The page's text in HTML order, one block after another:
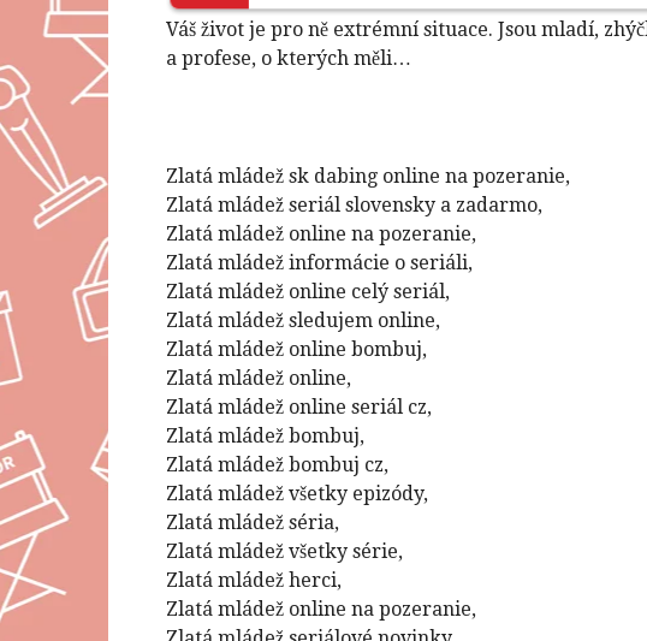
Váš život je pro ně extrémní situace. Jsou mladí,
a profese, o kterých měli…
Zlatá mládež sk dabing online na pozeranie,
Zlatá mládež seriál slovensky a zadarmo,
Zlatá mládež online na pozeranie,
Zlatá mládež informácie o seriáli,
Zlatá mládež online celý seriál,
Zlatá mládež sledujem online,
Zlatá mládež online bombuj,
Zlatá mládež online,
Zlatá mládež online seriál cz,
Zlatá mládež bombuj,
Zlatá mládež bombuj cz,
Zlatá mládež všetky epizódy,
Zlatá mládež séria,
Zlatá mládež všetky série,
Zlatá mládež herci,
Zlatá mládež online na pozeranie,